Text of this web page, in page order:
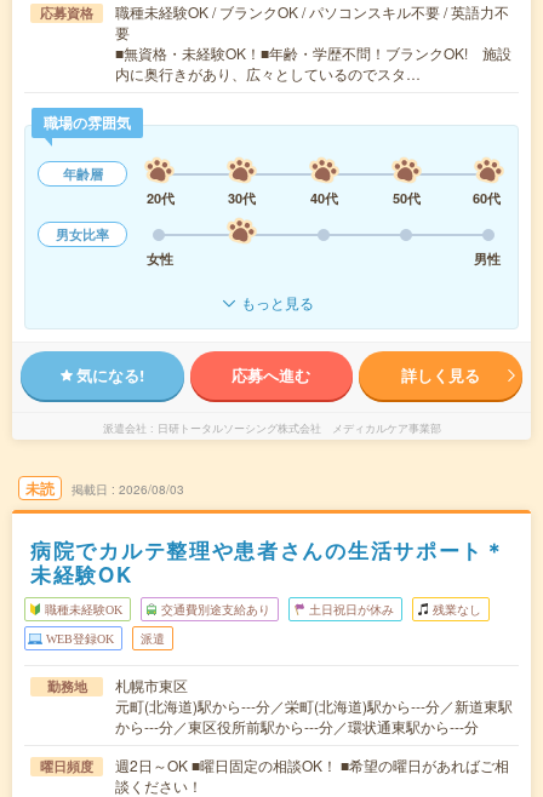
応募資格
職種未経験OK / ブランクOK / パソコンスキル不要 / 英語力不
要
■無資格・未経験OK！■年齢・学歴不問！ブランクOK! 施設
内に奥行きがあり、広々としているのでスタ…
職場の雰囲気
年齢層
20代
30代 40代 50代
60代
男女比率
女性
男性
もっと見る
気になる! 応募へ進む 詳しく見る
派遣会社 日研トータルソーシング株式会社 メディカルケア事業部
未読 掲載日 2026/08/03
病院でカルテ整理や患者さんの生活サポート＊
未経験OK
職種未経験OK 交通費別途支給あり 土日祝日が休み 残業なし
WEB登録OK 派遣
勤務地
札幌市東区
元町(北海道)駅から---分／栄町(北海道)駅から---分／新道東駅
から---分／東区役所前駅から---分／環状通東駅から---分
曜日頻度
週2日～OK ■曜日固定の相談OK！ ■希望の曜日があればご相
談ください！